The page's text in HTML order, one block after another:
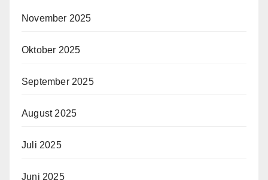
November 2025
Oktober 2025
September 2025
August 2025
Juli 2025
Juni 2025